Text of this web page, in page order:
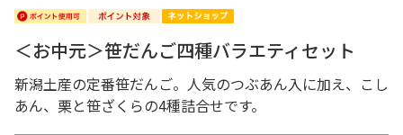
＜お中元＞笹だんご四種バラエティセット
新潟土産の定番笹だんご。人気のつぶあん入に加え、こし
あん、栗と笹ざくらの4種詰合せです。